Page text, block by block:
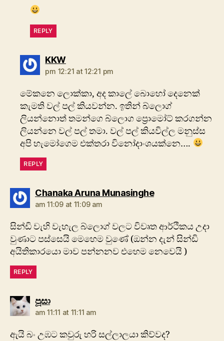
REPLY
KKWsays:
pm 12:21 at 12:21 pm
මේකනෙ ලොක්කා, අද කාලේ බොහෝ දෙනෙක්
කැමති වල් පල් කියවන්න. ඉතින් බ්ලොග්
ලියන්නොත් තමන්ගෙ බ්ලොග ප්‍රොමෝට් කරගන්න
ලියන්නෙ වල් පල් තමා. වල් පල් කියවිල්ල මනුස්ස
අපි හැමෝගෙම එක්තරා විනෝදාංශයක්නෙ….
REPLY
Chanaka Aruna Munasinghesays:
am 11:09 at 11:09 am
සින්ඩි වැහි වැහැල බ්ලොග් වලට විවෘත ආර්ථිකය උදා
වුණාට පස්සෙයි මෙහෙම වුණේ (ඔන්න දැන් සින්ඩි
අයිතිකාරයො මාව පන්නනව එහෙම නෙවෙයි )
REPLY
පූසාsays:
am 11:11 at 11:11 am
ඇයි බං උඹට කවුරු හරි සල්ලාලයා කිව්වද?